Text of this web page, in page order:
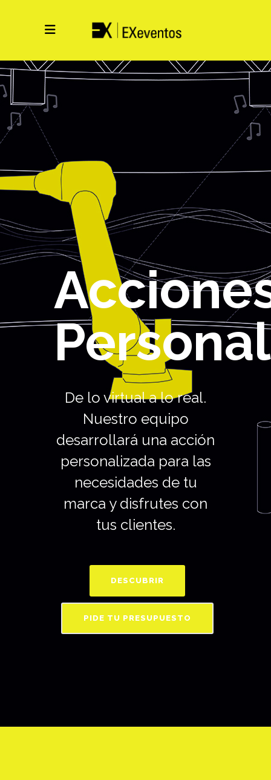
De lo virtual a lo real.
Nuestro equipo
desarrollará una acción
personalizada para las
necesidades de tu
marca y disfrutes con
tus clientes.
DESCUBRIR
PIDE TU PRESUPUESTO